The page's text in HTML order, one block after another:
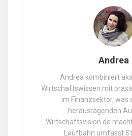
Andrea
Andrea kombiniert
Wirtschaftswissen mit
im Finanzsektor, was
herausragenden
Wirtschaftsvision.de
Laufbahn umfasst